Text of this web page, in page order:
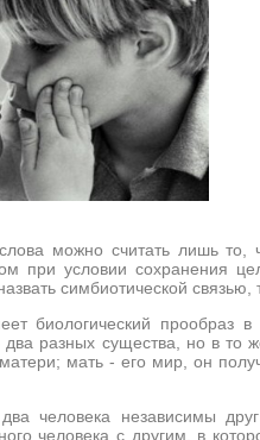
можно считать лишь
при условии сохранения
симбиотической
биологический
разных существа, но в
мать - его мир, он
человека независимы
человека с другим, в